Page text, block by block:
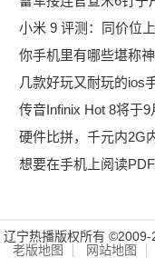
小米 9 评测：同价位
你手机里有哪些堪称神
几款好玩又耐玩的ios
传音Infinix Hot 8将于9
硬件比拼，千元内2G
想要在手机上阅读
辽宁热播版权所有 ©2009-
老版地图
网站地图